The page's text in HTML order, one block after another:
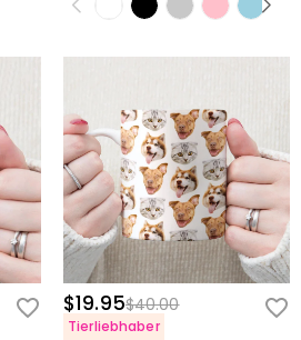
$19.95$40.00
Tierliebhaber